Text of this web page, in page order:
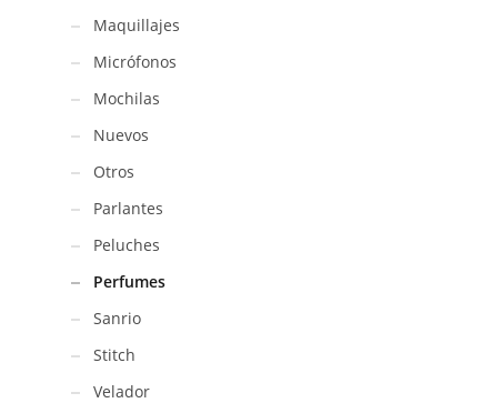
Maquillajes
Micrófonos
Mochilas
Nuevos
Otros
Parlantes
Peluches
Perfumes
Sanrio
Stitch
Velador